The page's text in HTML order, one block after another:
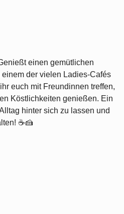
einen gemütlichen
der vielen Ladies-Cafés
euch mit Freundinnen treffen,
Köstlichkeiten genießen. Ein
hinter sich zu lassen und
☕🍰